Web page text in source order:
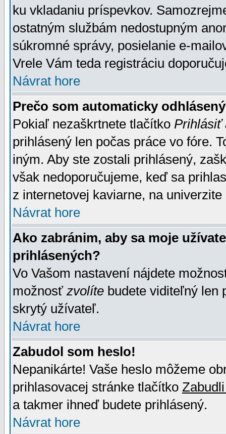
ku vkladaniu príspevkov.
ostatným službám nedostupným
súkromné správy, posielanie e-
Vrele Vám teda registráciu
Návrat hore
Prečo som automaticky
Pokiaľ nezaškrtnete tlačítko Prihlásiť
prihlásený len počas práce vo fóre.
iným. Aby ste zostali prihlásený,
však nedoporučujeme, keď sa
z internetovej kaviarne, na univerzite
Návrat hore
Ako zabránim, aby sa moje
prihlásených?
Vo Vašom nastavení nájdete
možnosť zvolíte budete viditeľný len
skrytý užívateľ.
Návrat hore
Zabudol som heslo!
Nepanikárte! Vaše heslo môžeme
prihlasovacej stránke tlačítko
a takmer ihneď budete prihlásený.
Návrat hore